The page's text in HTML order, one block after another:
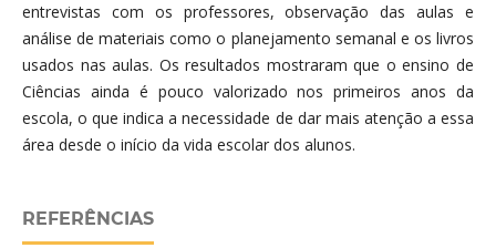
entrevistas com os professores, observação das aulas e
análise de materiais como o planejamento semanal e os livros
usados nas aulas. Os resultados mostraram que o ensino de
Ciências ainda é pouco valorizado nos primeiros anos da
escola, o que indica a necessidade de dar mais atenção a essa
área desde o início da vida escolar dos alunos.
REFERÊNCIAS